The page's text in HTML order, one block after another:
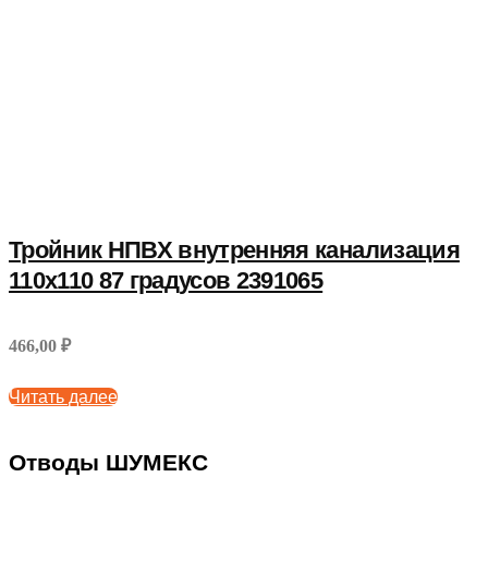
Тройник НПВХ внутренняя канализация
110x110 87 градусов 2391065
466,00 ₽
Читать далее
Отводы ШУМЕКС